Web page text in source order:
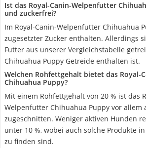
Ist das Royal-Canin-Welpenfutter
und zuckerfrei?
Im Royal-Canin-Welpenfutter Chihuahua
zugesetzter Zucker enthalten. Allerdings
Futter aus unserer Vergleichstabelle
Chihuahua Puppy Getreide enthalten ist.
Welchen Rohfettgehalt bietet das Royal-
Chihuahua Puppy?
Mit einem Rohfettgehalt von 20 % ist das
Welpenfutter Chihuahua Puppy vor allem
zugeschnitten. Weniger aktiven Hunden
unter 10 %, wobei auch solche Produkte
zu finden sind.